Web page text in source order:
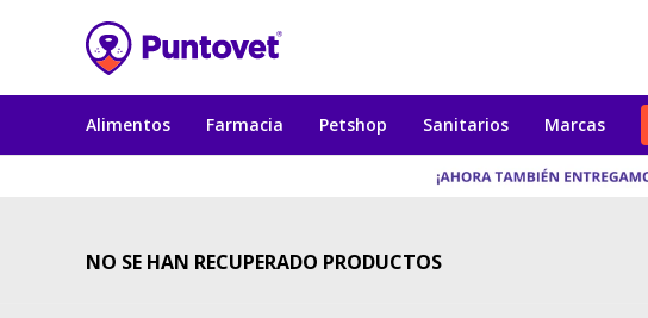
Alimentos Farmacia Petshop Sanitarios Marcas
NO SE HAN RECUPERADO PRODUCTOS